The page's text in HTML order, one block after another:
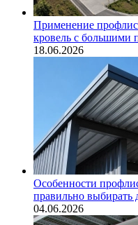
Применение
кровель с большими
18.06.2026
Особенности
правильно выбирать
04.06.2026